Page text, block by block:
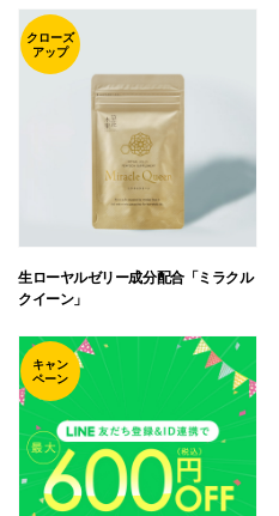
クローズ
アップ
生ローヤルゼリー成分配合「ミラクル
クイーン」
キャン
ペーン